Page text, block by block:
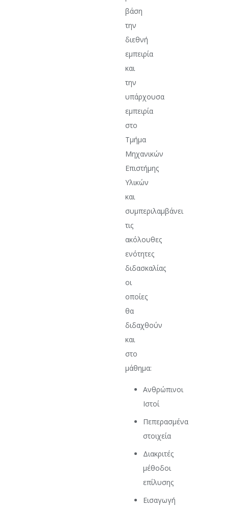
βάση
την
διεθνή
εμπειρία
και
την
υπάρχουσα
εμπειρία
στο
Τμήμα
Μηχανικών
Επιστήμης
Υλικών
και
συμπεριλαμβάνει
τις
ακόλουθες
ενότητες
διδασκαλίας
οι
οποίες
θα
διδαχθούν
και
στο
μάθημα:
Ανθρώπινοι
Ιστοί
Πεπερασμένα
στοιχεία
Διακριτές
μέθοδοι
επίλυσης
Εισαγωγή